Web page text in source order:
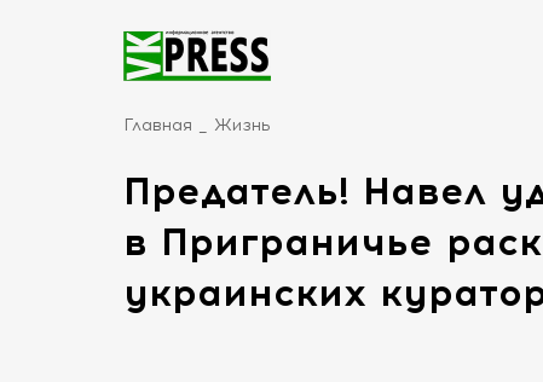
Главная Жизнь
Предатель! Навел
в Приграничье
украинских